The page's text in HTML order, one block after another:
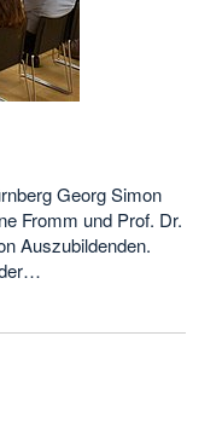
Georg Simon
Fromm und Prof. Dr.
Auszubildenden.